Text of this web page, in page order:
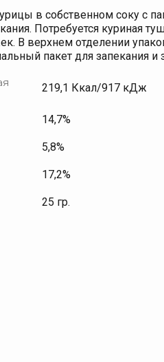
в собственном соку с
Потребуется куриная
В верхнем отделении
пакет для запекания и
219,1 Ккал/917 кДж
14,7%
5,8%
17,2%
25 гр.